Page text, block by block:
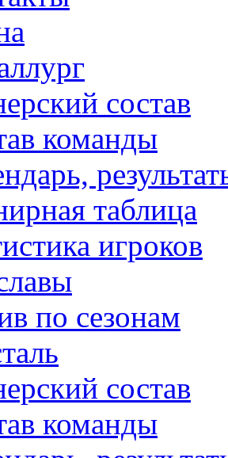
состав
команды
таблица
игроков
по сезонам
состав
команды